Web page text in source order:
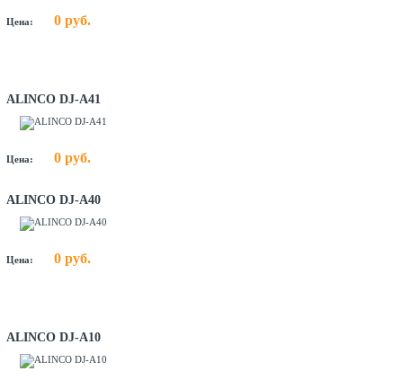
Цена: 0 руб.
ALINCO DJ-A41
Цена: 0 руб.
ALINCO DJ-A40
Цена: 0 руб.
ALINCO DJ-A10